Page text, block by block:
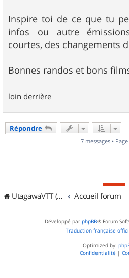
Inspire toi de ce que tu
infos ou autre
courtes, des changements
Bonnes randos et bons
loin derrière
Répondre
7 messages • Page
UtagawaVTT (Randos VTT et VTTAE avec traces GPS) Accueil forum
Développé par phpBB® Forum
Traduction française
Optimized by:
Confidentialité |